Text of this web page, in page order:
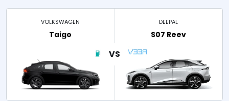
VOLKSWAGEN
Taigo
DEEPAL
S07 Reev